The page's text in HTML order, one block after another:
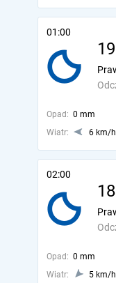
01:00
Opad: 0 mm
Wiatr:
6 km/h
02:00
Opad: 0 mm
Wiatr:
5 km/h